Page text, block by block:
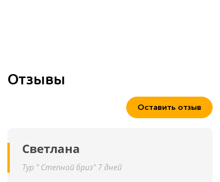
Отзывы
Оставить отзыв
Светлана
Тур " Степной бриз" 7 дней